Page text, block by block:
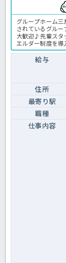
グループホーム
されているグル
大歓迎♪先輩スタ
エルダー制度を導
内容は食事や入浴
援、レクリエー
り添ったケアを
合せ下さい♪ グ
職員 グループホ
給与
住所
最寄り駅
職種
仕事内容